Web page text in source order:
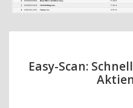
Easy-Scan: